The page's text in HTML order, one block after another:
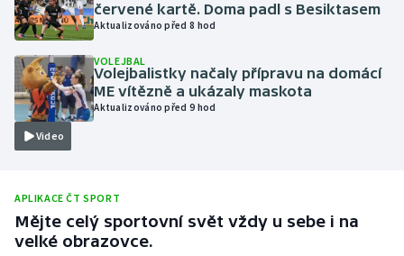
Olympijské hry
Parasport
Plavání
Ragby
Rychlobruslení
červené kartě. Doma padl s Besiktasem
Aktualizováno před 8 hod
Video
VOLEJBAL
Volejbalistky načaly přípravu na domácí
ME vítězně a ukázaly maskota
Aktualizováno před 9 hod
APLIKACE ČT SPORT
Mějte celý sportovní svět vždy u sebe i na
velké obrazovce.